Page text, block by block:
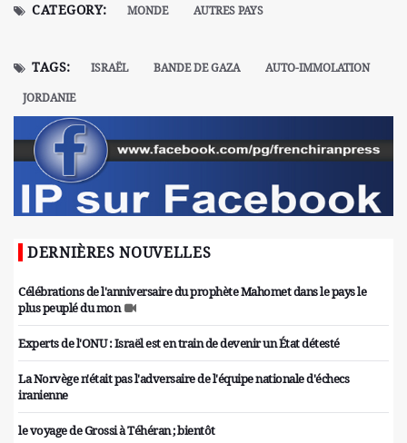
CATEGORY: MONDE AUTRES PAYS
TAGS: ISRAËL BANDE DE GAZA
AUTO-IMMOLATION
JORDANIE
DERNIÈRES NOUVELLES
Célébrations de l'anniversaire du prophète Mahomet dans le pays le
plus peuplé du mon
Experts de l'ONU : Israël est en train de devenir un État détesté
La Norvège n'était pas l'adversaire de l'équipe nationale d'échecs
iranienne
le voyage de Grossi à Téhéran ; bientôt